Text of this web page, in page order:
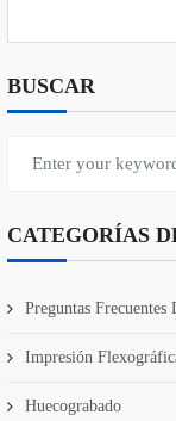
BUSCAR
CATEGORÍAS
Preguntas Frecuentes
Impresión
Huecograbado